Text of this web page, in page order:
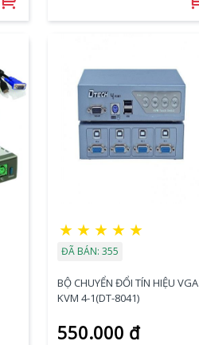
★ ★ ★ ★ ★
ĐÃ BÁN: 355
BỘ CHUYỂN ĐỔI TÍN HIỆU VGA
KVM 4-1(DT-8041)
550.000 đ